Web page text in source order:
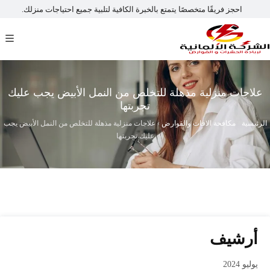
احجز فريقًا متخصصًا يتمتع بالخبرة الكافية لتلبية جميع احتياجات منزلك.
علاجات منزلية مذهلة للتخلص من النمل الأبيض يجب عليك
تجربتها
الرئيسية مكافحة الافات والقوارض›علاجات منزلية مذهلة للتخلص من النمل الأبيض يجب
عليك تجربتها
أرشيف
يوليو 2024